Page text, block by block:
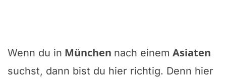
Wenn du in München nach einem Asiaten
suchst, dann bist du hier richtig. Denn hier